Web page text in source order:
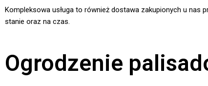
Kompleksowa usługa to również dostawa zakupionych u nas
stanie oraz na czas.
Ogrodzenie